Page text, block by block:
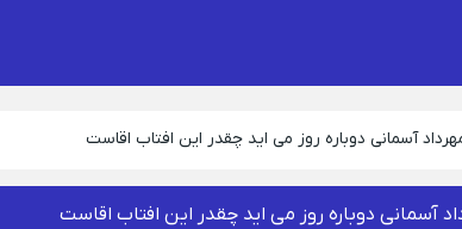
آسمانی دوباره روز می اید چقدر این افتاب اقاست
آسمانی دوباره روز می اید چقدر این افتاب اقاست